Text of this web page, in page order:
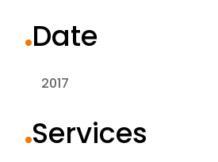
Date
2017
Services